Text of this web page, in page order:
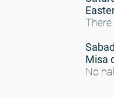
There
Misa
No